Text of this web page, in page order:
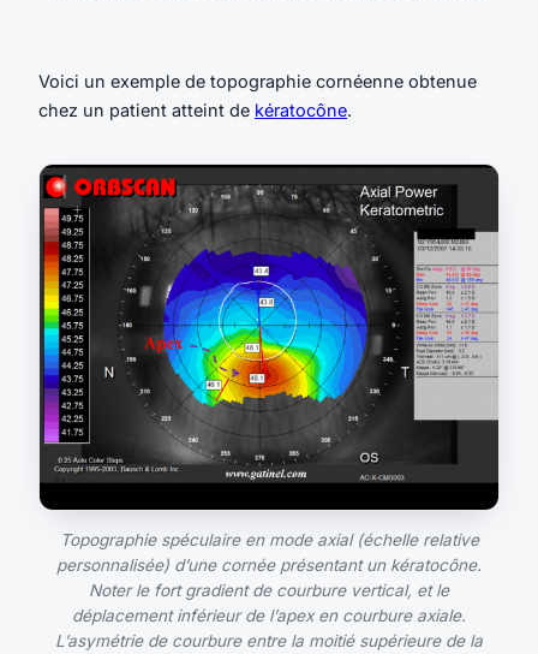
Voici un exemple de topographie cornéenne obtenue
chez un patient atteint de kératocône.
Topographie spéculaire en mode axial (échelle relative
personnalisée) d’une cornée présentant un kératocône.
Noter le fort gradient de courbure vertical, et le
déplacement inférieur de l’apex en courbure axiale.
L’asymétrie de courbure entre la moitié supérieure de la